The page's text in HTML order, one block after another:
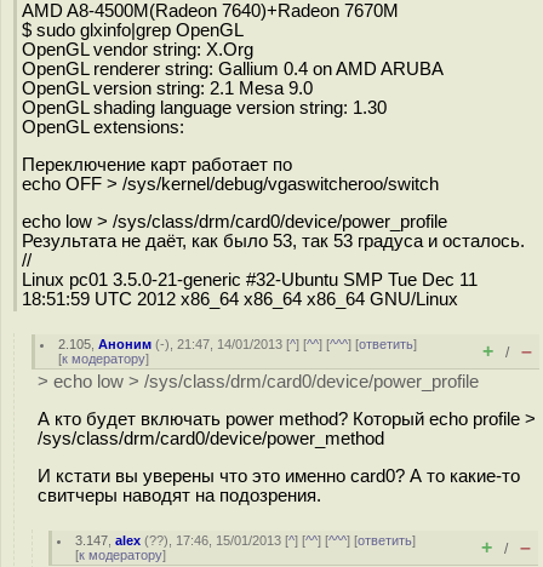
AMD A8-4500M(Radeon 7640)+Radeon 7670M
$ sudo glxinfo|grep OpenGL
OpenGL vendor string: X.Org
OpenGL renderer string: Gallium 0.4 on AMD ARUBA
OpenGL version string: 2.1 Mesa 9.0
OpenGL shading language version string: 1.30
OpenGL extensions:
Переключение карт работает по
echo OFF > /sys/kernel/debug/vgaswitcheroo/switch
echo low > /sys/class/drm/card0/device/power_profile
Результата не даёт, как было 53, так 53 градуса и осталось.
//
Linux pc01 3.5.0-21-generic #32-Ubuntu SMP Tue Dec 11
18:51:59 UTC 2012 x86_64 x86_64 x86_64 GNU/Linux
2.105 ,Аноним (-), 21:47, 14/01/2013 [^] [^^] [^^^] [ответить]
[к модератору] + / –
> echo low > /sys/class/drm/card0/device/power_profile
А кто будет включать power method? Который echo profile >
/sys/class/drm/card0/device/power_method
И кстати вы уверены что это именно card0? А то какие-то
свитчеры наводят на подозрения.
3.147 ,alex (??), 17:46, 15/01/2013 [^] [^^] [^^^] [ответить]
[к модератору] + / –